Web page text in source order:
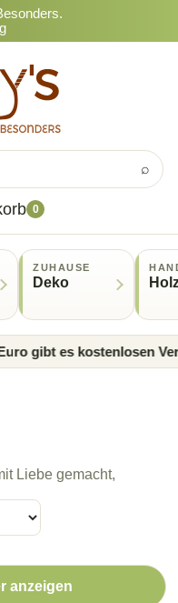
⌕
0
ZUHAUSE
Deko
gibt es kostenlosen
Liebe gemacht,
anzeigen